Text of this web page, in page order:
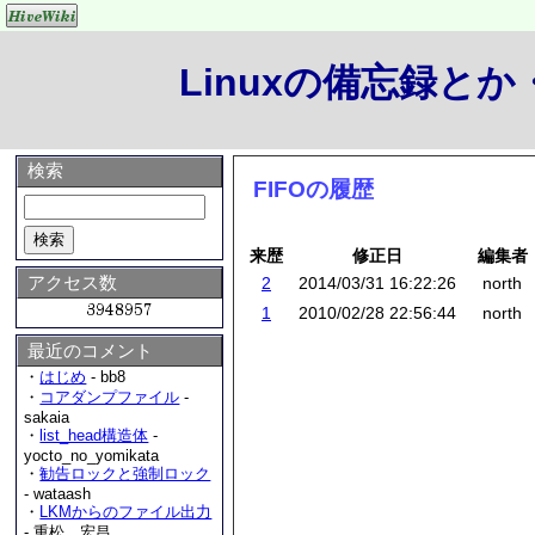
Linuxの備忘録とか
FIFOの履歴
来歴 修正日
編集者
2
2014/03/31 16:22:26
north
1
2010/02/28 22:56:44 north
検索
アクセス数
最近のコメント
・ はじめ - bb8
・ コアダンプファイル -
sakaia
・ list_head構造体 -
yocto_no_yomikata
・勧告ロックと強制ロック
- wataash
・ LKMからのファイル出力